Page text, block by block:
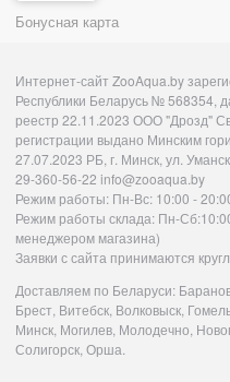
Бонусная карта
Интернет-сайт ZooAqua.by
Республики Беларусь № 568354,
реестр 22.11.2023 ООО "Дрозд"
регистрации выдано Минским
27.07.2023 РБ, г. Минск, ул.
29-360-56-22 info@zooaqua.by
Режим работы: Пн-Вс: 10:00 -
Режим работы склада: Пн-
менеджером магазина)
Заявки с сайта принимаются
Доставляем по Беларуси:
Брест, Витебск, Волковыск,
Минск, Могилев, Молодечно,
Солигорск, Орша.